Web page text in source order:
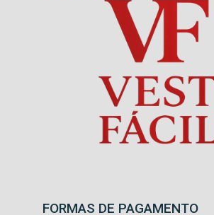
FORMAS DE PAGAMENTO